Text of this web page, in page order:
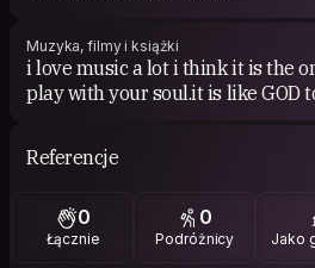
Muzyka, filmy i książki
i love music a lot i think it is the
play with your soul.it is like GOD
Referencje
0
Łącznie
0
Podróżnicy Jako